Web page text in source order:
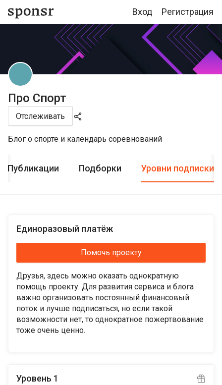
Вход Регистрация
Про Спорт
Отслеживать
Блог о спорте и календарь соревнований
Публикации Подборки Уровни подписки
Единоразовый платёж
Помочь проекту
Друзья, здесь можно оказать однократную
помощь проекту. Для развития сервиса и блога
важно организовать постоянный финансовый
поток и лучше подписаться, но если такой
возможности нет, то однократное пожертвование
тоже очень ценно.
Уровень 1